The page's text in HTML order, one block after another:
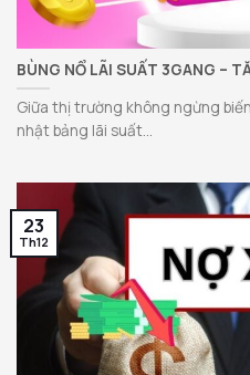
BÙNG NỔ LÃI SUẤT 3GANG –
Giữa thị trường không ngừng
nhật bảng lãi suất...
23
Th12